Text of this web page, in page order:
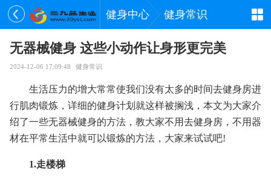
健身中心 健身常识
无器械健身 这些小动作让身形更完美
2024-12-06 17:09:48 健身常识
生活压力的增大常常使我们没有太多的时间去健身房进
行肌肉锻炼，详细的健身计划就这样被搁浅，本文为大家介
绍了一些无器械健身的方法，教大家不用去健身房，不用器
材在平常生活中就可以锻炼的方法，大家来试试吧!
1.走楼梯